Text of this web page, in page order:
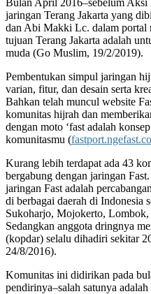
jaringan Terang Jakarta yang
dan Abi Makki Lc. dalam portal
tujuan Terang Jakarta adalah
muda (Go Muslim, 19/2/2019).
Pembentukan simpul jaringan
varian, fitur, dan desain serta
Bahkan telah muncul website
komunitas hijrah dan
dengan moto ‘fast adalah
komunitasmu (
Kurang lebih terdapat ada 43
bergabung dengan jaringan
jaringan Fast adalah
di berbagai daerah di Indonesia
Sukoharjo, Mojokerto,
Sedangkan anggota dringnya
(kopdar) selalu dihadiri sekitar
24/8/2016).
Komunitas ini didirikan pada
pendirinya–salah satunya